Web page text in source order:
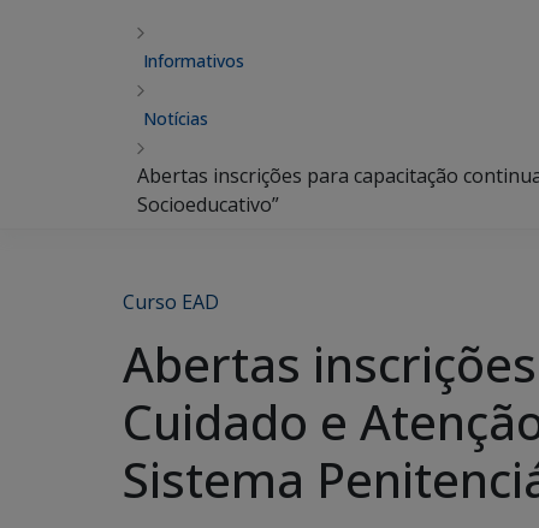
Informativos
Notícias
Abertas inscrições para capacitação
Socioeducativo”
Curso EAD
Abertas
Cuidado e
Sistema